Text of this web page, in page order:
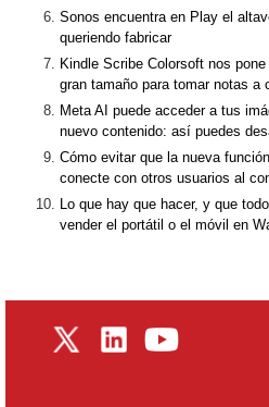
Sonos encuentra en Play el
queriendo fabricar
Kindle Scribe Colorsoft nos
gran tamaño para tomar notas a
Meta AI puede acceder a tus
nuevo contenido: así puedes
Cómo evitar que la nueva
conecte con otros usuarios al
Lo que hay que hacer, y que
vender el portátil o el móvil en